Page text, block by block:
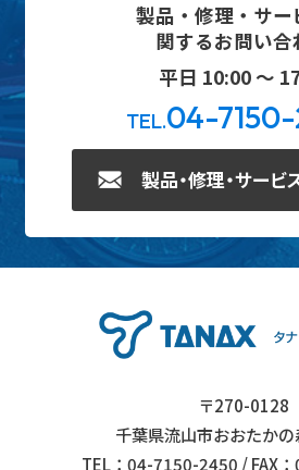
製品・修理・サー
関するお問い合
平日 10:00 ～
TEL.04-
製品・修理・サービ
〒270-0128
千葉県流山市おおたか
TEL：04-7150-2450 / FAX